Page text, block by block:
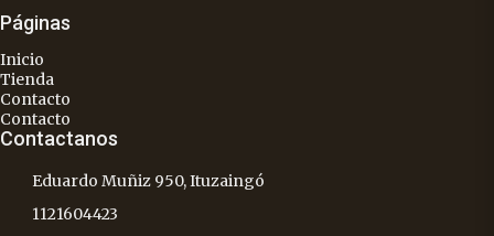
Páginas
Inicio
Tienda
Contacto
Contacto
Contactanos
Eduardo Muñiz 950, Ituzaingó
1121604423